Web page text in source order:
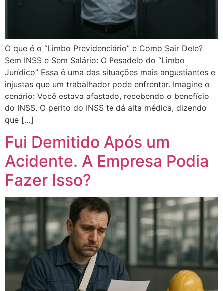
O que é o “Limbo Previdenciário” e Como Sair Dele?
Sem INSS e Sem Salário: O Pesadelo do “Limbo
Jurídico” Essa é uma das situações mais angustiantes e
injustas que um trabalhador pode enfrentar. Imagine o
cenário: Você estava afastado, recebendo o benefício
do INSS. O perito do INSS te dá alta médica, dizendo
que […]
Fui Demitido Após um
Acidente. A Empresa Podia
Fazer Isso?